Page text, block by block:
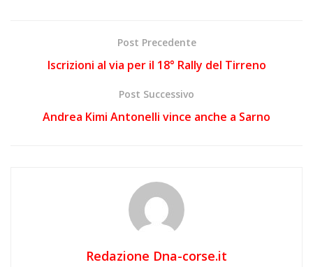
Post Precedente
Iscrizioni al via per il 18° Rally del Tirreno
Post Successivo
Andrea Kimi Antonelli vince anche a Sarno
Redazione Dna-corse.it